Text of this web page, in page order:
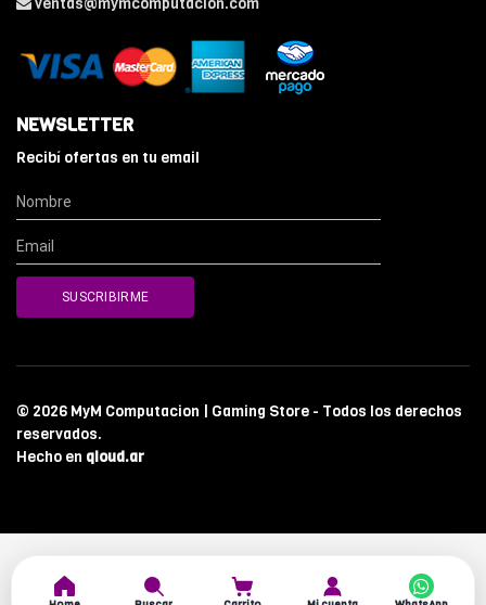
NEWSLETTER
Recibí ofertas en tu email
© 2026 MyM Computacion | Gaming Store - Todos los derechos
reservados.
Hecho en qloud.ar